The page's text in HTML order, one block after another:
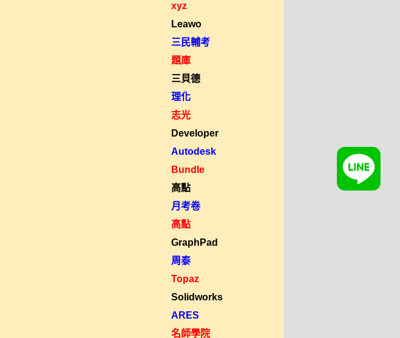
xyz
Leawo
三民輔考
題庫
三貝德
理化
志光
Developer
Autodesk
Bundle
高點
月考卷
高點
GraphPad
周泰
Topaz
Solidworks
ARES
名師學院